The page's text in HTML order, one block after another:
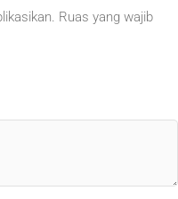
Ruas yang wajib